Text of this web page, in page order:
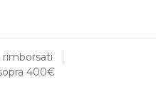
rimborsati
400€